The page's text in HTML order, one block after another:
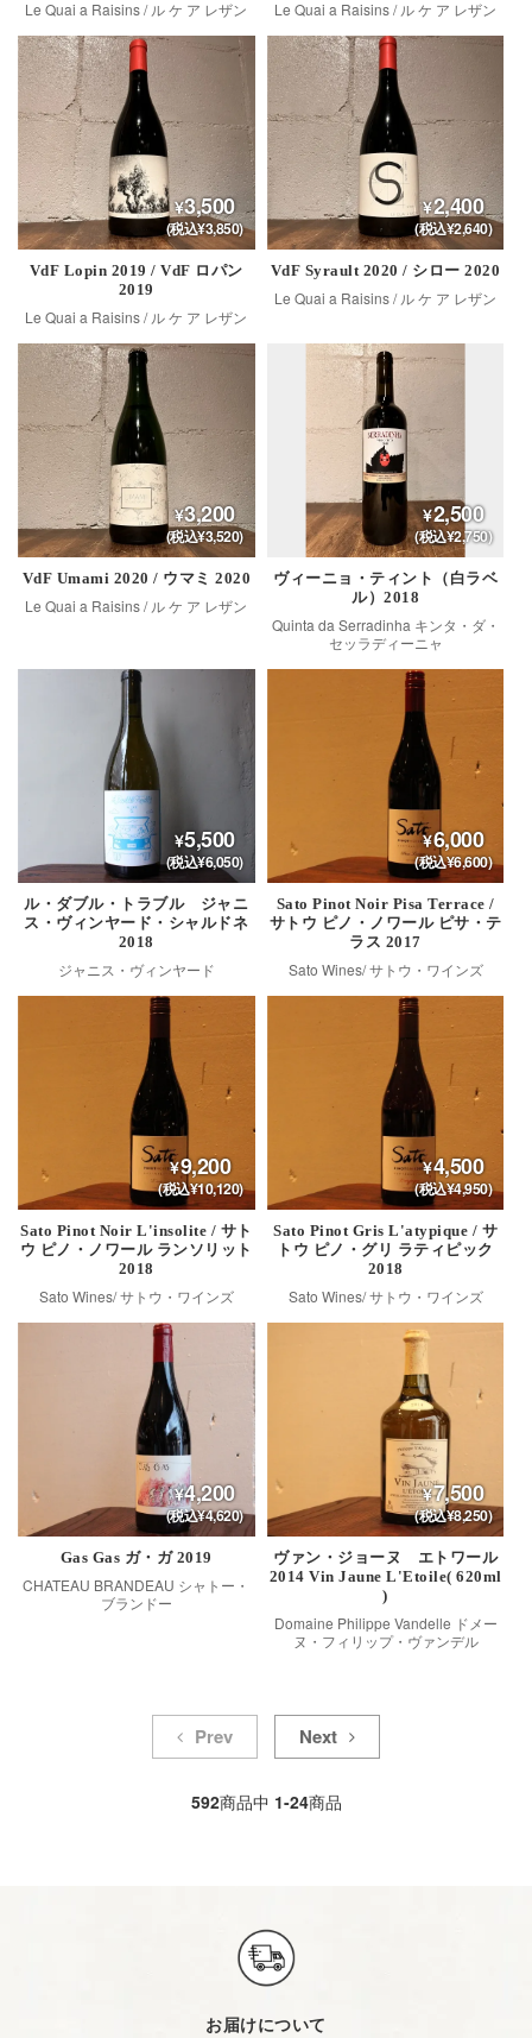
Le Quai a Raisins / ル ケ ア レザン Le Quai a Raisins / ル ケ ア レザン
3,500
(税込¥3,850)
VdF Lopin 2019 / VdF ロパン
2019
Le Quai a Raisins / ル ケ ア レザン
2,400
(税込¥2,640)
VdF Syrault 2020 / シロー 2020
Le Quai a Raisins / ル ケ ア レザン
3,200
(税込¥3,520)
VdF Umami 2020 / ウマミ 2020
Le Quai a Raisins / ル ケ ア レザン
2,500
(税込¥2,750)
ヴィーニョ・ティント（白ラベ
ル）2018
Quinta da Serradinha キンタ・ダ・
セッラディーニャ
5,500
(税込¥6,050)
ル・ダブル・トラブル ジャニ
ス・ヴィンヤード・シャルドネ
2018
ジャニス・ヴィンヤード
6,000
(税込¥6,600)
Sato Pinot Noir Pisa Terrace /
サトウ ピノ・ノワール ピサ・テ
ラス 2017
Sato Wines/ サトウ・ワインズ
9,200
(税込¥10,120)
Sato Pinot Noir L'insolite / サト
ウ ピノ・ノワール ランソリット
2018
Sato Wines/ サトウ・ワインズ
4,500
(税込¥4,950)
Sato Pinot Gris L'atypique / サ
トウ ピノ・グリ ラティピック
2018
Sato Wines/ サトウ・ワインズ
4,200
(税込¥4,620)
Gas Gas ガ・ガ 2019
CHATEAU BRANDEAU シャトー・
ブランドー
7,500
(税込¥8,250)
ヴァン・ジョーヌ エトワール
2014 Vin Jaune L'Etoile( 620ml
)
Domaine Philippe Vandelle ドメー
ヌ・フィリップ・ヴァンデル
Prev Next
592商品中 1-24商品
お届けについて